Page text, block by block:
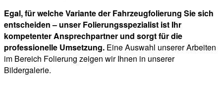
Egal, für welche Variante der Fahrzeugfolierung Sie sich
entscheiden – unser Folierungsspezialist ist Ihr
kompetenter Ansprechpartner und sorgt für die
professionelle Umsetzung. Eine Auswahl unserer Arbeiten
im Bereich Folierung zeigen wir Ihnen in unserer
Bildergalerie.